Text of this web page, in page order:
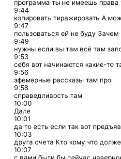
программа ты не имеешь права
9:44
копировать тиражировать А
9:47
пользоваться ей не буду
9:49
нужны если вы там всё там
9:53
себя вот начинаются какие-то
9:56
эфемерные рассказы там про
9:58
справедливость там
10:00
Дале
10:01
да то есть если так вот
10:03
друга счета Кто кому что
10:07
с вами были бы сейчас